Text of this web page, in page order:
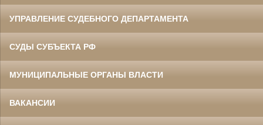
УПРАВЛЕНИЕ СУДЕБНОГО ДЕПАРТАМЕНТА
СУДЫ СУБЪЕКТА РФ
МУНИЦИПАЛЬНЫЕ ОРГАНЫ ВЛАСТИ
ВАКАНСИИ